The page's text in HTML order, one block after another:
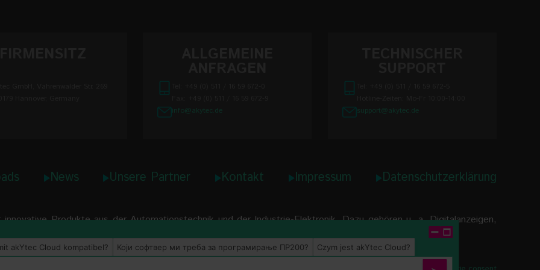
info@akytec.de
support@akytec.de
News Unsere Partner Kontakt Impressum Datenschutzerklärung
Produkte aus der Automationstechnik und der lndustrie-Elektronik. Dazu gehören u. a. Digitalanzeigen,
akYtec Cloud kompatibel? Који софтвер ми треба за програмирање ПР200? Czym jest akYtec Cloud?